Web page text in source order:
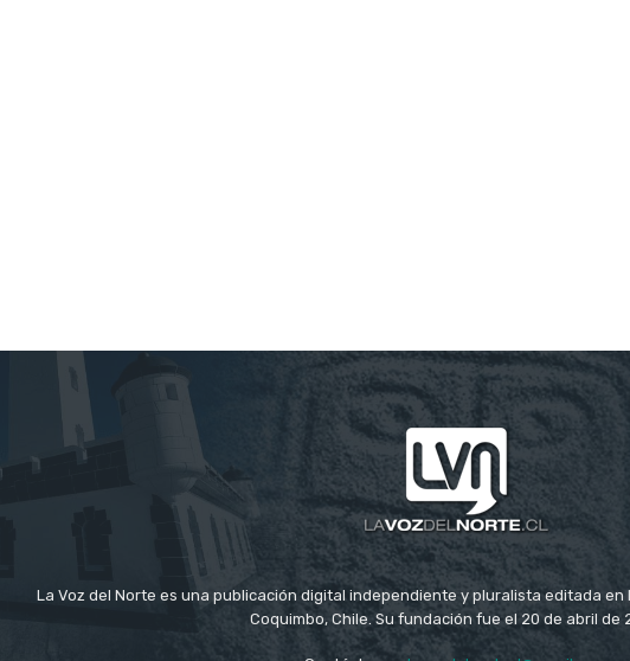
La Voz del Norte es una publicación digital independiente y pluralista editada en
Coquimbo, Chile. Su fundación fue el 20 de abril de